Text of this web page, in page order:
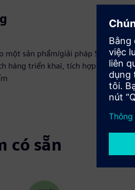
một sản phẩm/giải pháp Siemens
hàng triển khai, tích hợp, vận hành
có sẵn